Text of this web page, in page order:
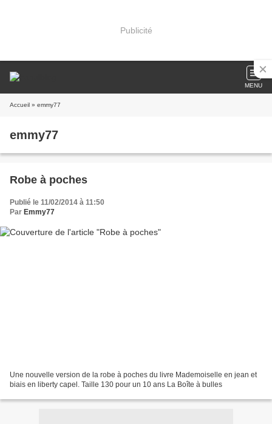
Publicité
MENU
Accueil » emmy77
emmy77
Robe à poches
Publié le 11/02/2014 à 11:50
Par Emmy77
Une nouvelle version de la robe à poches du livre Mademoiselle en jean et
biais en liberty capel. Taille 130 pour un 10 ans La Boîte à bulles